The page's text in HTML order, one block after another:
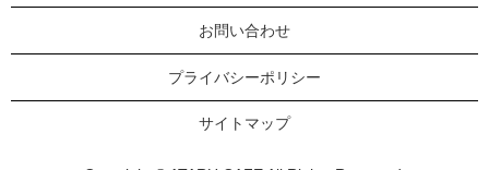
お問い合わせ
プライバシーポリシー
サイトマップ